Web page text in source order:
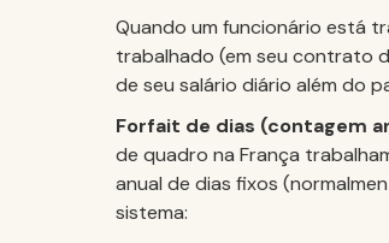
Quando um funcionário está
trabalhado (em seu contrato
de seu salário diário além do
Forfait de dias (contagem
de quadro na França
anual de dias fixos
sistema: